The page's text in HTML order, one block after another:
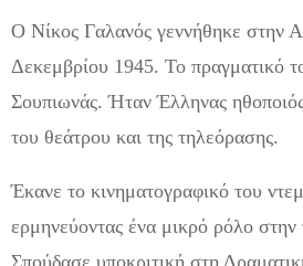
Ο Νίκος Γαλανός γεννήθηκε στην
Δεκεμβρίου 1945. Το πραγματικό
Σουπιωνάς. Ήταν Έλληνας
του θεάτρου και της τηλεόρασης.
Έκανε το κινηματογραφικό του
ερμηνεύοντας ένα μικρό ρόλο στην
Σπούδασε υποκριτική στη